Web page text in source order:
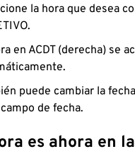
la hora que desea
en ACDT (derecha) se
puede cambiar la
de fecha.
es ahora en